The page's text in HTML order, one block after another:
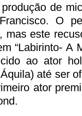
de
O
mas este
“Labirinto- A
ao ator
até ser
ator